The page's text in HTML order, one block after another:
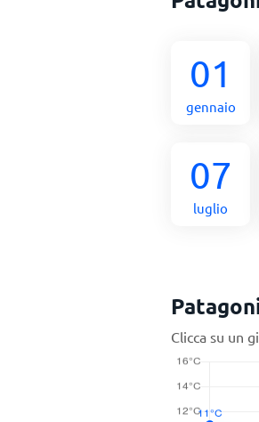
01
gennaio
07
luglio
Clicca su un